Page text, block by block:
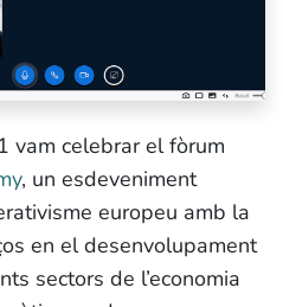
vam celebrar el fòrum
, un esdeveniment
europeu amb la
en el desenvolupament
sectors de l’economia